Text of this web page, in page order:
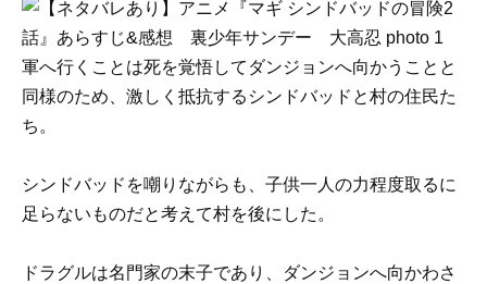
軍へ行くことは死を覚悟してダンジョンへ向かうことと
同様のため、激しく抵抗するシンドバッドと村の住民た
ち。
シンドバッドを嘲りながらも、子供一人の力程度取るに
足らないものだと考えて村を後にした。
ドラグルは名門家の末子であり、ダンジョンへ向かわさ